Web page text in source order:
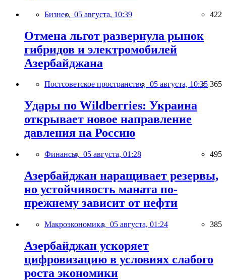
Бизнес, 05 августа, 10:39 422
Отмена льгот развернула рынок
гибридов и электромобилей
Азербайджана
Постсоветское пространство, 05 августа, 10:35 365
Удары по Wildberries: Украина
открывает новое направление
давления на Россию
Финансы, 05 августа, 01:28 495
Азербайджан наращивает резервы,
но устойчивость маната по-
прежнему зависит от нефти
Макроэкономика, 05 августа, 01:24 385
Азербайджан ускоряет
цифровизацию в условиях слабого
роста экономики